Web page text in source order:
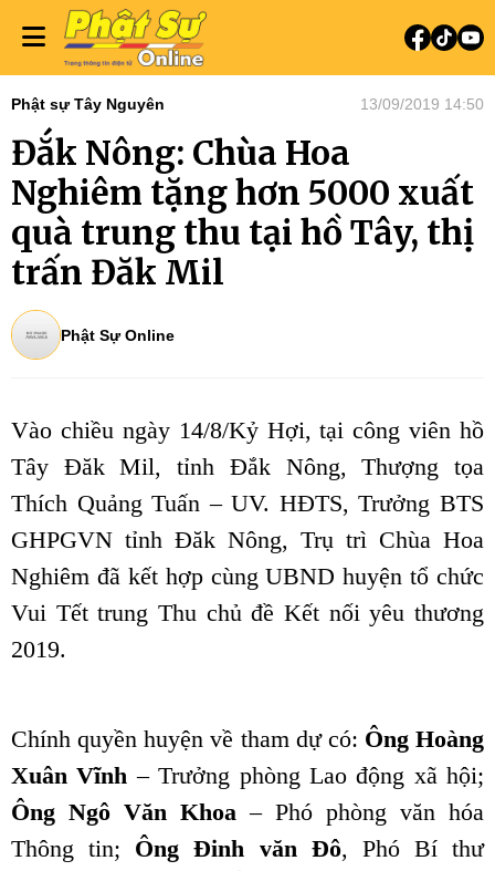
Phật sự Tây Nguyên 13/09/2019 14:50
Đắk Nông: Chùa Hoa
Nghiêm tặng hơn 5000 xuất
quà trung thu tại hồ Tây, thị
trấn Đăk Mil
Phật Sự Online
Vào chiều ngày 14/8/Kỷ Hợi, tại công viên hồ
Tây Đăk Mil, tỉnh Đắk Nông, Thượng tọa
Thích Quảng Tuấn – UV. HĐTS, Trưởng BTS
GHPGVN tỉnh Đăk Nông, Trụ trì Chùa Hoa
Nghiêm đã kết hợp cùng UBND huyện tổ chức
Vui Tết trung Thu chủ đề Kết nối yêu thương
2019.
Chính quyền huyện về tham dự có: Ông Hoàng
Xuân Vĩnh– Trưởng phòng Lao động xã hội;
Ông Ngô Văn Khoa – Phó phòng văn hóa
Thông tin; Ông Đinh văn Đô, Phó Bí thư